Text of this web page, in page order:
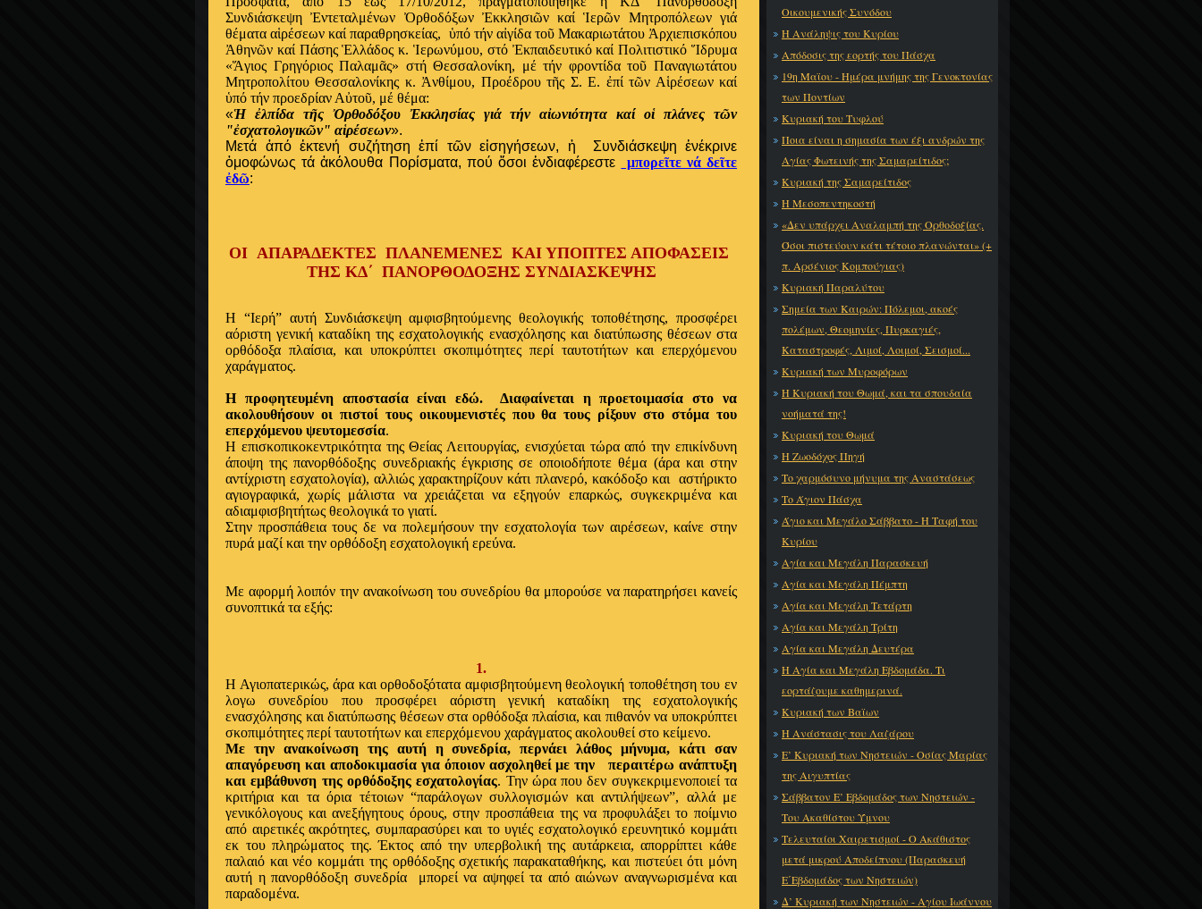
Οικουμενικής Συνόδου
Η Ανάληψις του Κυρίου
Απόδοσις της εορτής του Πάσχα
19η Μαϊου - Ημέρα μνήμης της Γενοκτονίας
των Ποντίων
Κυριακή του Τυφλού
Ποια είναι η σημασία των έξι ανδρών της
Αγίας Φωτεινής της Σαμαρείτιδος;
Κυριακή της Σαμαρείτιδος
Η Μεσοπεντηκοστή
«Δεν υπάρχει Αναλαμπή της Ορθοδοξίας.
Όσοι πιστεύουν κάτι τέτοιο πλανώνται» (+
π. Αρσένιος Κομπούγιας)
Κυριακή Παραλύτου
Σημεία των Καιρών: Πόλεμοι, ακοές
πολέμων, Θεομηνίες, Πυρκαγιές,
Καταστροφές, Λιμοί, Λοιμοί, Σεισμοί...
Κυριακή των Μυροφόρων
Η Κυριακή του Θωμά, και τα σπουδαία
νοήματά της!
Κυριακή του Θωμά
Η Ζωοδόχος Πηγή
Το χαρμόσυνο μήνυμα της Αναστάσεως
Το Άγιον Πάσχα
Άγιο και Μεγάλο Σάββατο - Η Ταφή του
Κυρίου
Αγία και Μεγάλη Παρασκευή
Αγία και Μεγάλη Πέμπτη
Αγία και Μεγάλη Τετάρτη
Αγία και Μεγάλη Τρίτη
Αγία και Μεγάλη Δευτέρα
Η Αγία και Μεγάλη Εβδομάδα. Τι
εορτάζουμε καθημερινά.
Κυριακή των Βαϊων
Η Ανάστασις του Λαζάρου
Ε’ Κυριακή των Νηστειών - Οσίας Μαρίας
της Αιγυπτίας
Σάββατον Ε’ Εβδομάδος των Νηστειών -
Του Ακαθίστου Ύμνου
Τελευταίοι Χαιρετισμοί - Ο Ακάθιστος
μετά μικρού Αποδείπνου (Παρασκευή
Ε΄Εβδομάδος των Νηστειών)
Δ’ Κυριακή των Νηστειών - Αγίου Ιωάννου
Συνδιάσκεψη Ἐντεταλμένων Ὀρθοδόξων Ἐκκλησιῶν καί Ἱερῶν Μητροπόλεων γιά
θέματα αἱρέσεων καί παραθρησκείας, ὑπό τήν αἰγίδα τοῦ Μακαριωτάτου Ἀρχιεπισκόπου
Ἀθηνῶν καί Πάσης Ἑλλάδος κ. Ἱερωνύμου, στό Ἐκπαιδευτικό καί Πολιτιστικό Ἵδρυμα
«Ἅγιος Γρηγόριος Παλαμᾶς» στή Θεσσαλονίκη, μέ τήν φροντίδα τοῦ Παναγιωτάτου
Μητροπολίτου Θεσσαλονίκης κ. Ἀνθίμου, Προέδρου τῆς Σ. Ε. ἐπί τῶν Αἱρέσεων καί
ὑπό τήν προεδρίαν Αὐτοῦ, μέ θέμα:
«Ἡ ἐλπίδα τῆς Ὀρθοδόξου Ἐκκλησίας γιά τήν αἰωνιότητα καί οἱ πλάνες τῶν
"ἐσχατολογικῶν" αἱρέσεων».
Μετά ἀπό ἐκτενή συζήτηση ἐπί τῶν εἰσηγήσεων, ἡ Συνδιάσκεψη ἐνέκρινε
ὁμοφώνως τά ἀκόλουθα Πορίσματα, πού ὅσοι ἐνδιαφέρεστε
μπορεῖτε νά δεῖτε
ἐδῶ:
ΟΙ ΑΠΑΡΑΔΕΚΤΕΣ ΠΛΑΝΕΜΕΝΕΣ ΚΑΙ ΥΠΟΠΤΕΣ ΑΠΟΦΑΣΕΙΣ
ΤΗΣ ΚΔ΄ ΠΑΝΟΡΘΟΔΟΞΗΣ ΣΥΝΔΙΑΣΚΕΨΗΣ
Η “Ιερή” αυτή Συνδιάσκεψη αμφισβητούμενης θεολογικής τοποθέτησης, προσφέρει
αόριστη γενική καταδίκη της εσχατολογικής ενασχόλησης και διατύπωσης θέσεων στα
ορθόδοξα πλαίσια, και υποκρύπτει σκοπιμότητες περί ταυτοτήτων και επερχόμενου
χαράγματος.
Η προφητευμένη αποστασία είναι εδώ.
Διαφαίνεται η προετοιμασία στο να
ακολουθήσουν οι πιστοί τους οικουμενιστές που θα τους ρίξουν στο στόμα του
επερχόμενου ψευτομεσσία.
Η επισκοπικοκεντρικότητα της Θείας Λειτουργίας, ενισχύεται τώρα από την επικίνδυνη
άποψη της πανορθόδοξης συνεδριακής έγκρισης σε οποιοδήποτε θέμα (άρα και στην
αντίχριστη εσχατολογία), αλλιώς χαρακτηρίζουν κάτι πλανερό, κακόδοξο και
αστήρικτο
αγιογραφικά, χωρίς μάλιστα να χρειάζεται να εξηγούν επαρκώς, συγκεκριμένα και
αδιαμφισβητήτως θεολογικά το γιατί.
Στην προσπάθεια τους δε να πολεμήσουν την εσχατολογία των αιρέσεων, καίνε στην
πυρά μαζί και την ορθόδοξη εσχατολογική ερεύνα.
Με αφορμή λοιπόν την ανακοίνωση του συνεδρίου θα μπορούσε να παρατηρήσει κανείς
συνοπτικά τα εξής:
1.
Η Αγιοπατερικώς, άρα και ορθοδοξότατα αμφισβητούμενη θεολογική τοποθέτηση του εν
λογω συνεδρίου που προσφέρει αόριστη γενική καταδίκη της εσχατολογικής
ενασχόλησης και διατύπωσης θέσεων στα ορθόδοξα πλαίσια, και πιθανόν να υποκρύπτει
σκοπιμότητες περί ταυτοτήτων και επερχόμενου χαράγματος ακολουθεί στο κείμενο.
Με την ανακοίνωση της αυτή η συνεδρία, περνάει λάθος μήνυμα, κάτι σαν
απαγόρευση και αποδοκιμασία για όποιον ασχοληθεί με την
περαιτέρω ανάπτυξη
και εμβάθυνση της ορθόδοξης εσχατολογίας. Την ώρα που δεν συγκεκριμενοποιεί τα
κριτήρια και τα όρια τέτοιων “παράλογων συλλογισμών και αντιλήψεων”, αλλά με
γενικόλογους και ανεξήγητους όρους, στην προσπάθεια της να προφυλάξει το ποίμνιο
από αιρετικές ακρότητες, συμπαρασύρει και το υγιές εσχατολογικό ερευνητικό κομμάτι
εκ του πληρώματος της. Έκτος από την υπερβολική της αυτάρκεια, απορρίπτει κάθε
παλαιό και νέο κομμάτι της ορθόδοξης σχετικής παρακαταθήκης, και πιστεύει ότι μόνη
αυτή η πανορθόδοξη συνεδρία
μπορεί να αψηφεί τα από αιώνων αναγνωρισμένα και
παραδομένα.